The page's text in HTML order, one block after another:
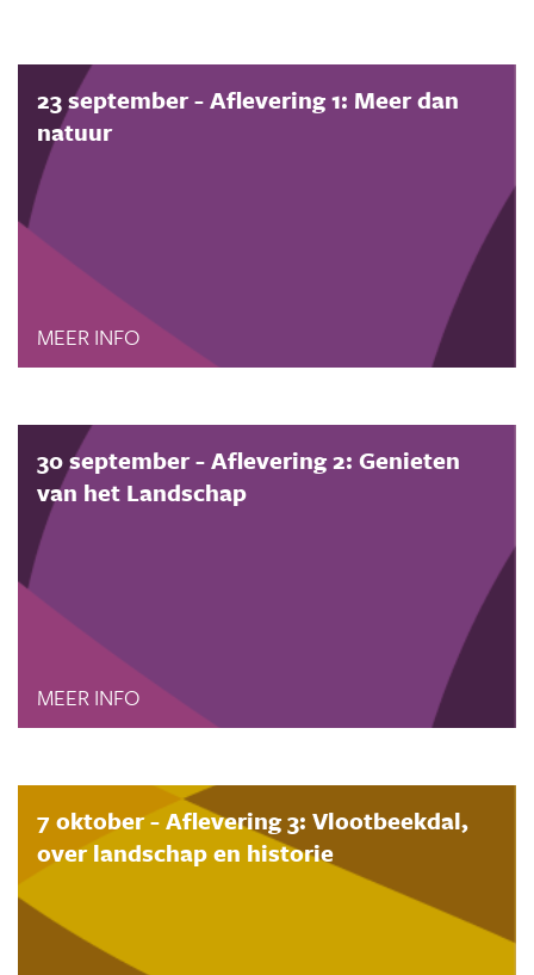
23 september - Aflevering 1: Meer dan
natuur
MEER INFO
30 september - Aflevering 2: Genieten
van het Landschap
MEER INFO
7 oktober - Aflevering 3: Vlootbeekdal,
over landschap en historie